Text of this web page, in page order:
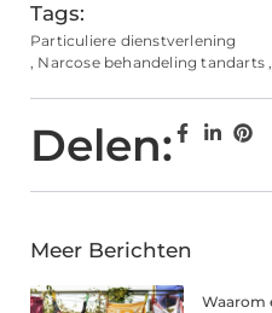
Tags:
Particuliere dienstverlening
, Narcose behandeling tandarts ,
Delen:
Meer Berichten
Waarom